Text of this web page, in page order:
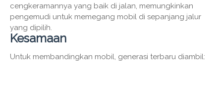
cengkeramannya yang baik di jalan, memungkinkan
pengemudi untuk memegang mobil di sepanjang jalur
yang dipilih.
Kesamaan
Untuk membandingkan mobil, generasi terbaru diambil: